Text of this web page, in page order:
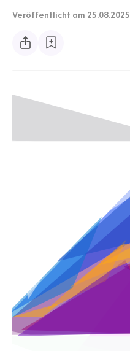
Veröffentlicht am 25.08.2025